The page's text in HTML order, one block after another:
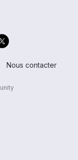
Nous contacter